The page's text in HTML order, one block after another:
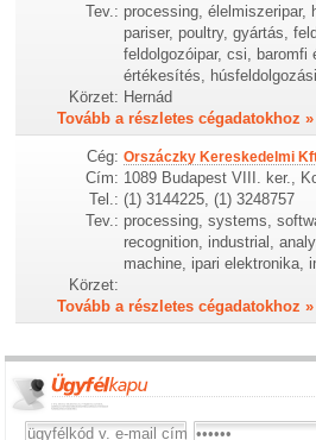
Tev.: processing, élelmiszeripar,
pariser, poultry, gyártás,
feldolgozóipar, csi, baromfi
értékesítés,
Körzet: Hernád
Tovább a részletes cégadatokhoz »
Cég: Orszáczky Kereskedelmi
Cím: 1089 Budapest VIII. ker.,
Tel.: (1) 3144225, (1) 3248757
Tev.: processing, systems,
recognition, industrial,
machine, ipari elektronika,
Körzet:
Tovább a részletes cégadatokhoz »